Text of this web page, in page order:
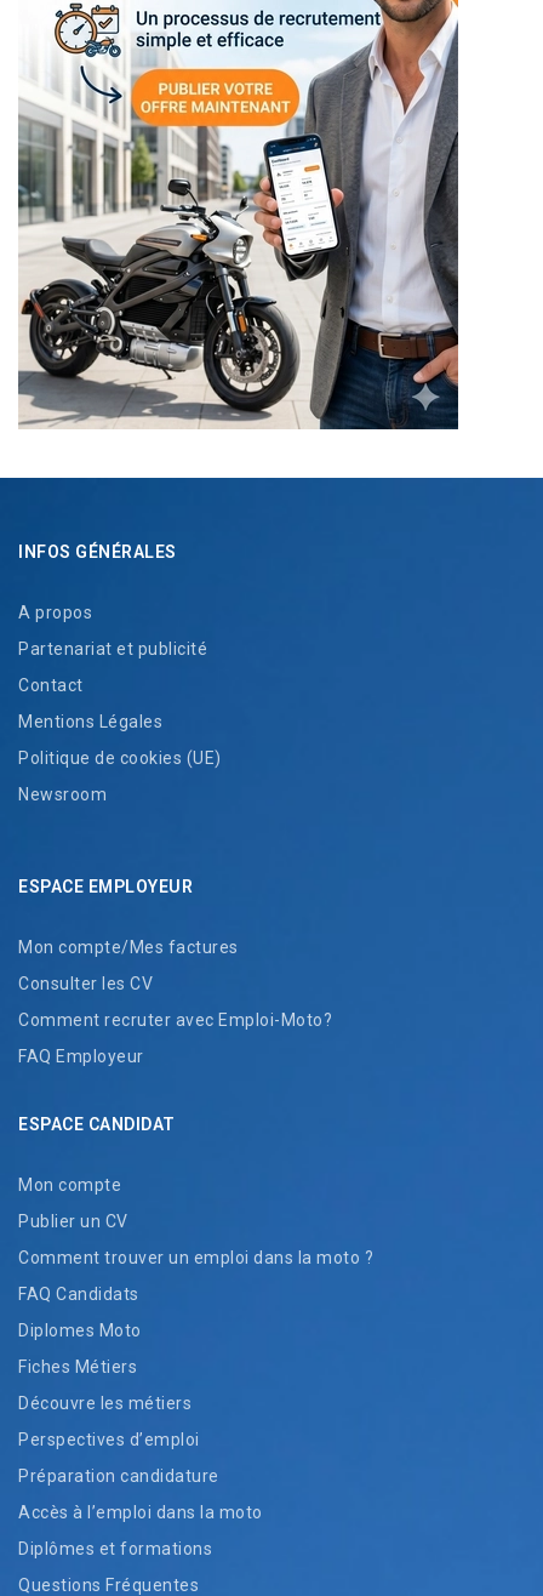
INFOS GÉNÉRALES
A propos
Partenariat et publicité
Contact
Mentions Légales
Politique de cookies (UE)
Newsroom
ESPACE EMPLOYEUR
Mon compte/Mes factures
Consulter les CV
Comment recruter avec Emploi-Moto?
FAQ Employeur
ESPACE CANDIDAT
Mon compte
Publier un CV
Comment trouver un emploi dans la moto ?
FAQ Candidats
Diplomes Moto
Fiches Métiers
Découvre les métiers
Perspectives d’emploi
Préparation candidature
Accès à l’emploi dans la moto
Diplômes et formations
Questions Fréquentes